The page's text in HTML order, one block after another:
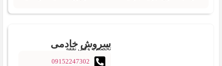
سروش خادمی
تخصص: وکیل نفقه
09152247302